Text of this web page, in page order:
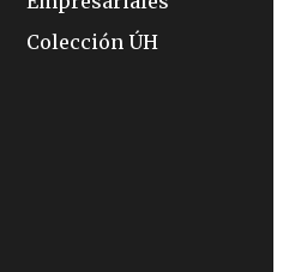
Colección ÚH